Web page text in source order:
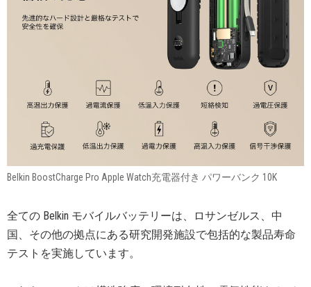
Belkin BoostCharge Pro Apple Watch充電器付き パワーバンク 10K
全ての Belkin モバイルバッテリーは、ロサンゼルス、中
国、その他の拠点にある研究開発施設で包括的な製品寿命
テストを実施しています。